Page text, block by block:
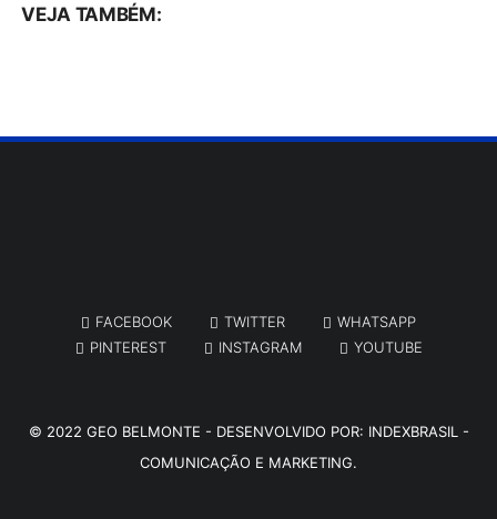
VEJA TAMBÉM:
FACEBOOK TWITTER
WHATSAPP
PINTEREST
INSTAGRAM YOUTUBE
© 2022 GEO BELMONTE - DESENVOLVIDO POR: INDEXBRASIL -
COMUNICAÇÃO E MARKETING.